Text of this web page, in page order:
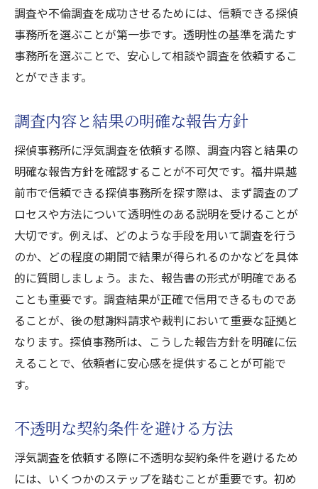
調査や不倫調査を成功させるためには、信頼できる探偵
事務所を選ぶことが第一歩です。透明性の基準を満たす
事務所を選ぶことで、安心して相談や調査を依頼するこ
とができます。
調査内容と結果の明確な報告方針
探偵事務所に浮気調査を依頼する際、調査内容と結果の
明確な報告方針を確認することが不可欠です。福井県越
前市で信頼できる探偵事務所を探す際は、まず調査のプ
ロセスや方法について透明性のある説明を受けることが
大切です。例えば、どのような手段を用いて調査を行う
のか、どの程度の期間で結果が得られるのかなどを具体
的に質問しましょう。また、報告書の形式が明確である
ことも重要です。調査結果が正確で信用できるものであ
ることが、後の慰謝料請求や裁判において重要な証拠と
なります。探偵事務所は、こうした報告方針を明確に伝
えることで、依頼者に安心感を提供することが可能で
す。
不透明な契約条件を避ける方法
浮気調査を依頼する際に不透明な契約条件を避けるため
には、いくつかのステップを踏むことが重要です。初め